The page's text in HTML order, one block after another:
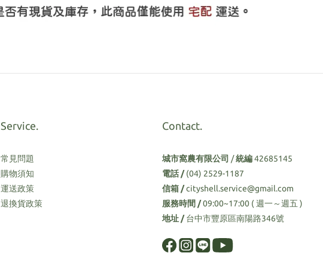
Service.
常見問題
購物須知
運送政策
退換貨政策
Contact.
城市窩農有限公司 /統編42685145
電話 /(04) 2529-1187
信箱 /cityshell.service@gmail.com
服務時間 /09:00~17:00 ( 週一～週五 )
地址 /台中市豐原區南陽路346號